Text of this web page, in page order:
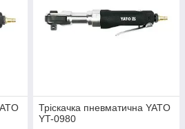
Тріскачка пневматична YATO
YT-0980